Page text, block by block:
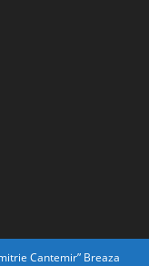
Cantemir” Breaza